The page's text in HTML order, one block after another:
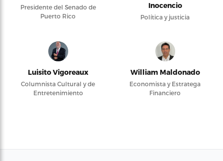
Presidente del Senado de
Puerto Rico
Inocencio
Política y justicia
Luisito Vigoreaux
Columnista Cultural y de
Entretenimiento
William Maldonado
Economista y Estratega
Financiero